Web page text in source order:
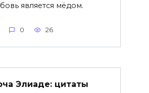
является мёдом.
0 26
Элиаде: цитаты